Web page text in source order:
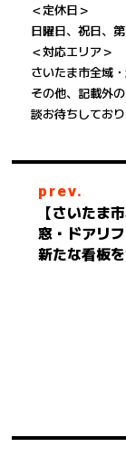
＜定休日＞
日曜日、祝日、
＜対応エリア＞
さいたま市全域
その他、記載外
談お待ちしており
prev.
【さいたま
窓・ドアリ
新たな看板